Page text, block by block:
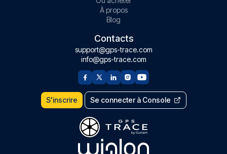
À propos
Blog
Contacts
support@gps-trace.com
info@gps-trace.com
S'inscrire Se connecter à Console